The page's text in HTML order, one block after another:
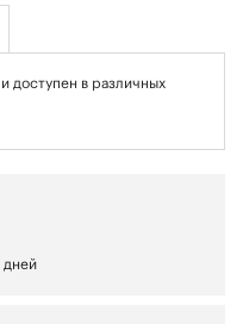
доступен в различных
дней